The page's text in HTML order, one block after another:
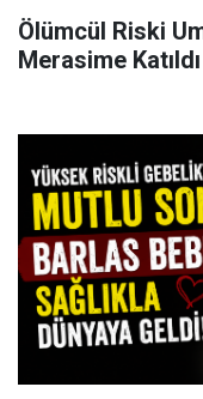
Ölümcül Riski
Merasime Katıldı